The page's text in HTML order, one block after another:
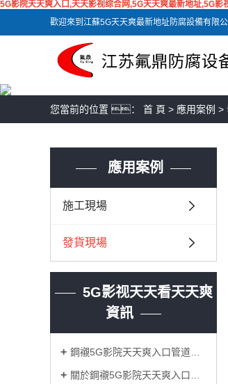
5G影院天天爽入口,天天影视综合网,5G天天爽最新地址,5G影
歡迎來到江蘇5G天天爽最新地址防腐設備有限
您當前的位置 ： 首 頁 > 應用案例 >
應用案例
施工現場
發貨現場
5G影视天天看天天爽
資訊
鋼襯5G影院天天爽入口管道表麵處理有哪些難點
關於鋼襯5G影院天天爽入口管道的兩種襯裏工藝